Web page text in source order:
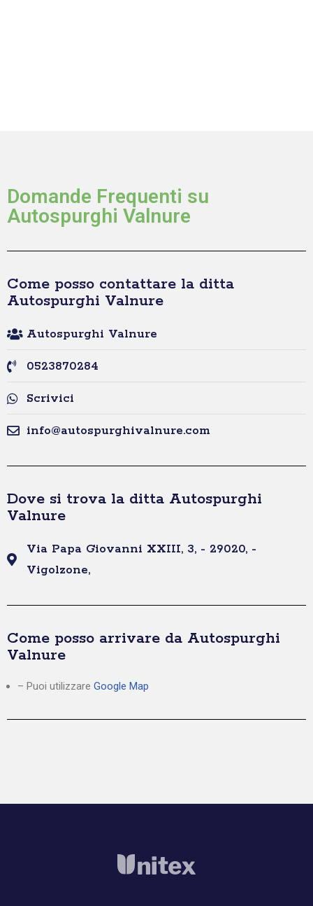
Domande Frequenti su
Autospurghi Valnure
Come posso contattare la ditta
Autospurghi Valnure
Autospurghi Valnure
0523870284
Scrivici
info@autospurghivalnure.com
Dove si trova la ditta Autospurghi
Valnure
Via Papa Giovanni XXIII, 3, - 29020, -
Vigolzone,
Come posso arrivare da Autospurghi
Valnure
– Puoi utilizzare Google Map